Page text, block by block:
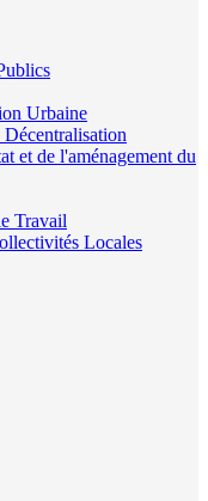
Urbaine
et de l'aménagement du
Travail
Locales